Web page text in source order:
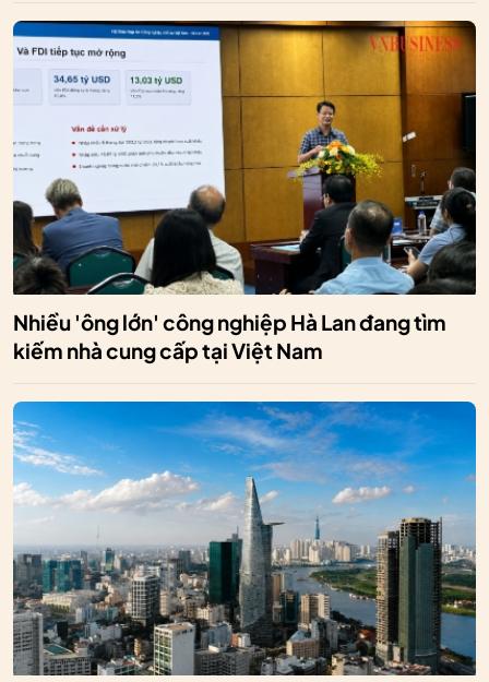
Nhiều 'ông lớn' công nghiệp Hà Lan đang tìm
kiếm nhà cung cấp tại Việt Nam